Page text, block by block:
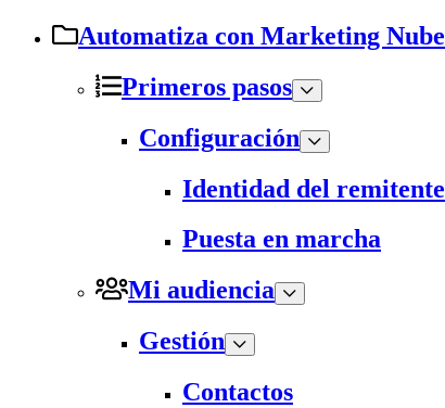
Automatiza con Marketing Nube
Primeros pasos
Configuración
Identidad del remitente
Puesta en marcha
Mi audiencia
Gestión
Contactos